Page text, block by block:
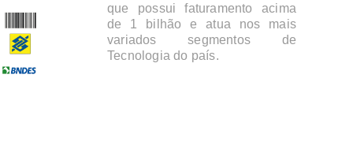
que possui faturamento acima
de 1 bilhão e atua nos mais
variados segmentos de
Tecnologia do país.